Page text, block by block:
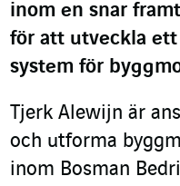
inom en snar
för att utveckla
system för
Tjerk Alewijn är
och utforma
inom Bosman